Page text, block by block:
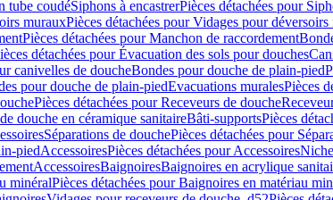
tube coudéSiphons à encastrerPièces détachées pour
murauxPièces détachées pour Vidages pour
Pièces détachées pour Manchon de raccordement
détachées pour Évacuation des sols pour douches
canivelles de doucheBondes pour douche de plain-pied
pour douche de plain-piedEvacuations muralesPièces
Pièces détachées pour Receveurs de douche
douche en céramique sanitaireBâti-supportsPièces
Séparations de douchePièces détachées pour
piedAccessoiresPièces détachées pour Accessoires
AccessoiresBaignoiresBaignoires en acrylique
minéralPièces détachées pour Baignoires en matériau